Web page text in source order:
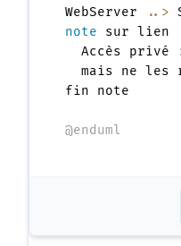
WebServer ..>
note sur lien
  Accès privé
mais ne les
fin note
@enduml